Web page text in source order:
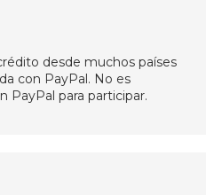
desde muchos países
con PayPal. No es
PayPal para participar.